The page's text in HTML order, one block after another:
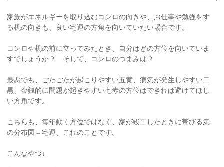
家族がエネルギーを取り込むコンロの向きや、お仕事や勉強をす
る机の向きも、良い宅運の方角を向いていたい場合です。
コンロや机の前に立ってみたとき、自分はどの方位を向いていま
すでしょうか？ そして、コンロのつまみは？
最悪でも、ごたごたが起こりやすい五黄、病気が発生しやすい二
黒、金銭的に問題が起きやすい七赤の方位はできれば避けてほし
い方角です。
こちらも、毎年動く方位ではなく、家が竣工したときに帯びる気
の分布図＝宅運、これのことです。
こんなやつ↓